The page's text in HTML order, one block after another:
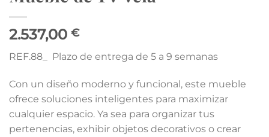
2.537,00 €
REF.88_ Plazo de entrega de 5 a 9 semanas
Con un diseño moderno y funcional, este mueble
ofrece soluciones inteligentes para maximizar
cualquier espacio. Ya sea para organizar tus
pertenencias, exhibir objetos decorativos o crear